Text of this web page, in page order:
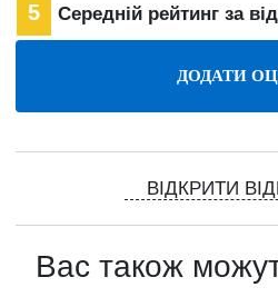
5 Середній рейтинг за
ВІДКРИТИ
Вас також